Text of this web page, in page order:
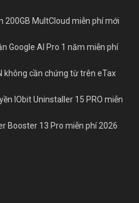
200GB MultCloud miễn phí mới
Google AI Pro 1 năm miễn phí
không cần chứng từ trên eTax
IObit Uninstaller 15 PRO miễn
Booster 13 Pro miễn phí 2026